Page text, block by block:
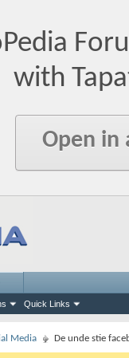
with
Open in
Quick Links
Media De unde stie